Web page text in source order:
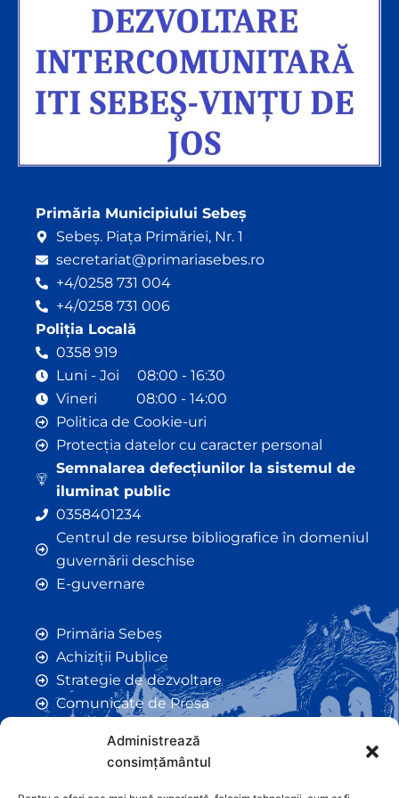
Administrează
consimțământul
Primăria Municipiului Sebeș
Sebeș. Piața Primăriei, Nr. 1
secretariat@primariasebes.ro
+4/0258 731 004
+4/0258 731 006
Poliția Locală
0358 919
Luni - Joi 08:00 - 16:30
Vineri 08:00 - 14:00
Politica de Cookie-uri
Protecția datelor cu caracter personal
Semnalarea defecțiunilor la sistemul de
iluminat public
0358401234
Centrul de resurse bibliografice în domeniul
guvernării deschise
E-guvernare
Primăria Sebeș
Achiziții Publice
Strategie de dezvoltare
Comunicate de Presă
Anunțuri
Hotarâri de Consiliu